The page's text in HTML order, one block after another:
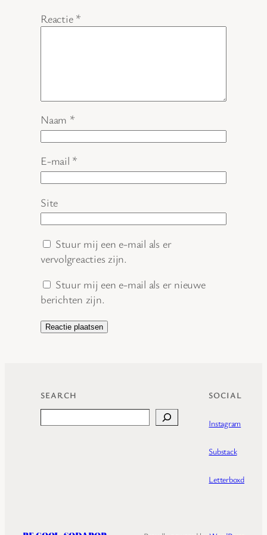
Reactie *
Naam *
E-mail *
Site
Stuur mij een e-mail als er
vervolgreacties zijn.
Stuur mij een e-mail als er nieuwe
berichten zijn.
SEARCH SOCIAL
Instagram
Substack
Letterboxd